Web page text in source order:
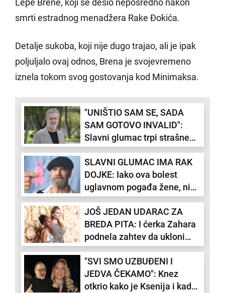
Lepe Brene, koji se desio neposredno nakon
smrti estradnog menadžera Rake Đokića.
Detalje sukoba, koji nije dugo trajao, ali je ipak
poljuljalo ovaj odnos, Brena je svojevremeno
iznela tokom svog gostovanja kod Minimaksa.
"UNIŠTIO SAM SE, SADA
SAM GOTOVO INVALID":
Slavni glumac trpi strašne
poslednice jer je želeo da
izgleda savršeno
SLAVNI GLUMAC IMA RAK
DOJKE: Iako ova bolest
uglavnom pogađa žene, ni
muškarci nisu pošteđeni -
evo kako da je prepoznate
JOŠ JEDAN UDARAC ZA
BREDA PITA: I ćerka Zahara
podnela zahtev da ukloni
njegovo prezime
"SVI SMO UZBUĐENI I
JEDVA ČEKAMO": Knez
otkrio kako je Ksenija i kada